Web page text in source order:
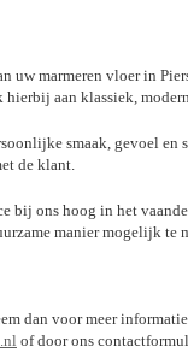
uw marmeren vloer in
aan klassiek,
smaak, gevoel en
de klant.
bij ons hoog in het
manier mogelijk te
dan voor meer informatie
of door ons